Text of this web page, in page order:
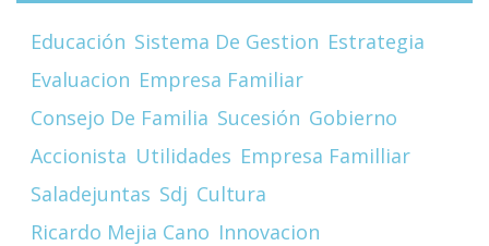
Educación Sistema De Gestion Estrategia
Evaluacion Empresa Familiar
Consejo De Familia Sucesión Gobierno
Accionista Utilidades Empresa Familliar
Saladejuntas Sdj Cultura
Ricardo Mejia Cano Innovacion